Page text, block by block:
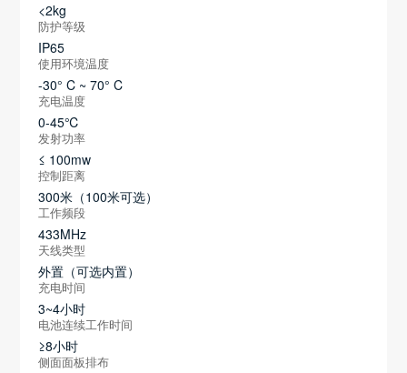
<2kg
防护等级
IP65
使用环境温度
-30° C ~ 70° C
充电温度
0-45℃
发射功率
≤ 100mw
控制距离
300米（100米可选）
工作频段
433MHz
天线类型
外置（可选内置）
充电时间
3~4小时
电池连续工作时间
≥8小时
侧面面板排布